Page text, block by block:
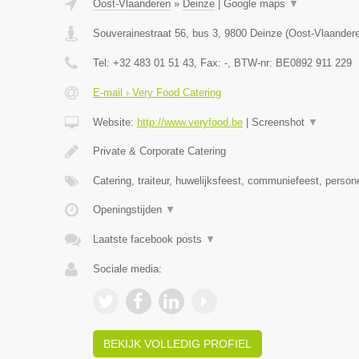
Oost-Vlaanderen» Deinze| Google maps ▼
Souverainestraat 56, bus 3, 9800 Deinze(Oost-
Tel: +32 483 01 51 43, Fax: -, BTW-nr: BE0892 911 229
E-mail › Very Food Catering
Website: http://www.veryfood.be| Screenshot ▼
Private & Corporate Catering
Catering, traiteur, huwelijksfeest, communiefeest,
Openingstijden ▼
Laatste facebook posts ▼
Sociale media:
BEKIJK VOLLEDIG PROFIEL